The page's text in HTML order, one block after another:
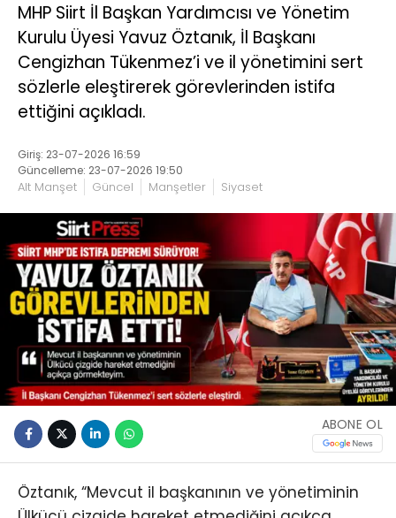
MHP Siirt İl Başkan Yardımcısı ve Yönetim
Kurulu Üyesi Yavuz Öztanık, İl Başkanı
Cengizhan Tükenmez’i ve il yönetimini sert
sözlerle eleştirerek görevlerinden istifa
ettiğini açıkladı.
Giriş: 23-07-2026 16:59
Güncelleme: 23-07-2026 19:50
Alt Manşet Güncel Manşetler Siyaset
ABONE OL
Öztanık, “Mevcut il başkanının ve yönetiminin